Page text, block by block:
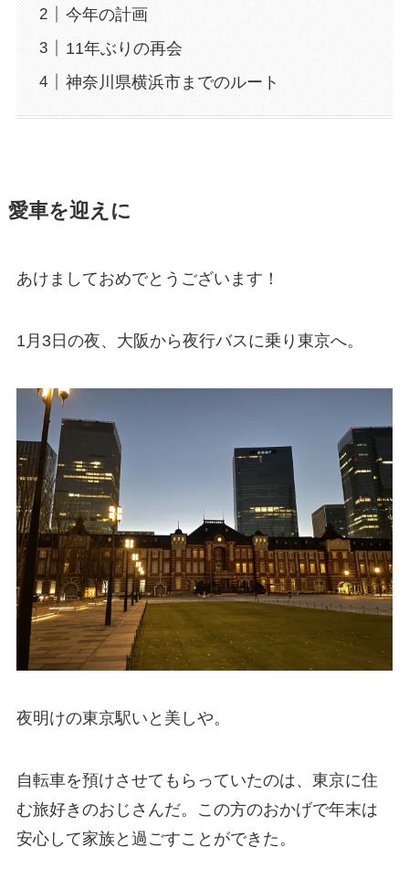
今年の計画
11年ぶりの再会
神奈川県横浜市までのルート
愛車を迎えに
あけましておめでとうございます！
1月3日の夜、大阪から夜行バスに乗り東京へ。
夜明けの東京駅いと美しや。
自転車を預けさせてもらっていたのは、東京に住
む旅好きのおじさんだ。この方のおかげで年末は
安心して家族と過ごすことができた。